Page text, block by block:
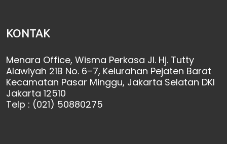
KONTAK
Menara Office, Wisma Perkasa Jl. Hj. Tutty
Alawiyah 21B No. 6–7, Kelurahan Pejaten Barat
Kecamatan Pasar Minggu, Jakarta Selatan DKI
Jakarta 12510
Telp : (021) 50880275